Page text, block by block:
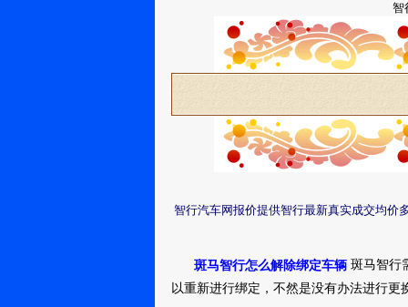
智
智行汽车网报价提供智行最新真实成交均价
斑马智行怎么解除绑定车辆 斑马智行
以重新进行绑定，不然是没有办法进行更